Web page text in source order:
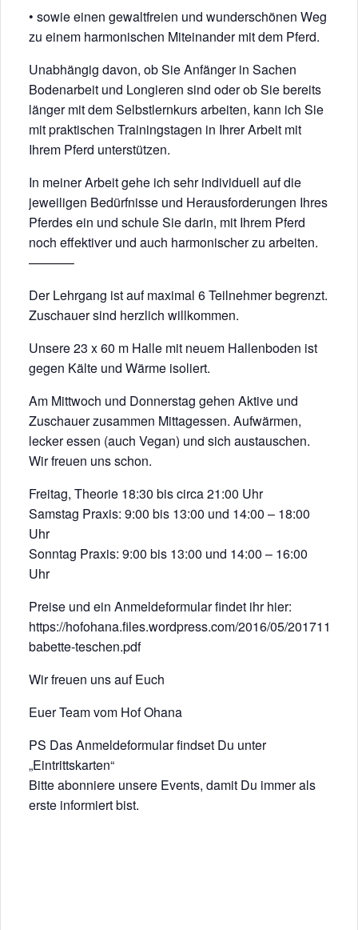
• sowie einen gewaltfreien und wunderschönen Weg
zu einem harmonischen Miteinander mit dem Pferd.
Unabhängig davon, ob Sie Anfänger in Sachen
Bodenarbeit und Longieren sind oder ob Sie bereits
länger mit dem Selbstlernkurs arbeiten, kann ich Sie
mit praktischen Trainingstagen in Ihrer Arbeit mit
Ihrem Pferd unterstützen.
In meiner Arbeit gehe ich sehr individuell auf die
jeweiligen Bedürfnisse und Herausforderungen Ihres
Pferdes ein und schule Sie darin, mit Ihrem Pferd
noch effektiver und auch harmonischer zu arbeiten.
———–
Der Lehrgang ist auf maximal 6 Teilnehmer begrenzt.
Zuschauer sind herzlich willkommen.
Unsere 23 x 60 m Halle mit neuem Hallenboden ist
gegen Kälte und Wärme isoliert.
Am Mittwoch und Donnerstag gehen Aktive und
Zuschauer zusammen Mittagessen. Aufwärmen,
lecker essen (auch Vegan) und sich austauschen.
Wir freuen uns schon.
Freitag, Theorie 18:30 bis circa 21:00 Uhr
Samstag Praxis: 9:00 bis 13:00 und 14:00 – 18:00
Uhr
Sonntag Praxis: 9:00 bis 13:00 und 14:00 – 16:00
Uhr
Preise und ein Anmeldeformular findet ihr hier:
https://hofohana.files.wordpress.com/2016/05/201711-
babette-teschen.pdf
Wir freuen uns auf Euch
Euer Team vom Hof Ohana
PS Das Anmeldeformular findset Du unter
„Eintrittskarten“
Bitte abonniere unsere Events, damit Du immer als
erste informiert bist.